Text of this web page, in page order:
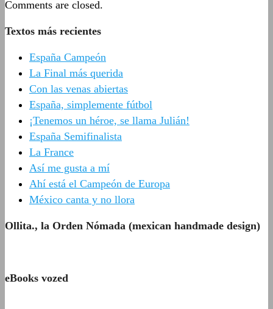
Comments are closed.
Textos más recientes
España Campeón
La Final más querida
Con las venas abiertas
España, simplemente fútbol
¡Tenemos un héroe, se llama Julián!
España Semifinalista
La France
Así me gusta a mí
Ahí está el Campeón de Europa
México canta y no llora
Ollita., la Orden Nómada (mexican handmade design)
eBooks vozed